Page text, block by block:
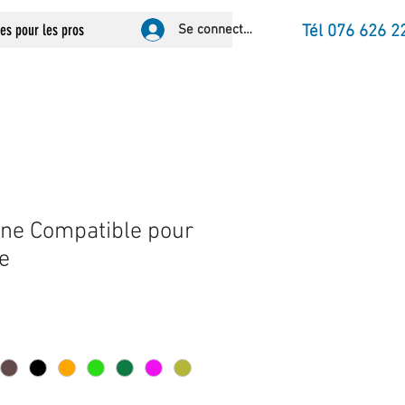
pour les pros Se connecter Tél 076 626
Compatible pour